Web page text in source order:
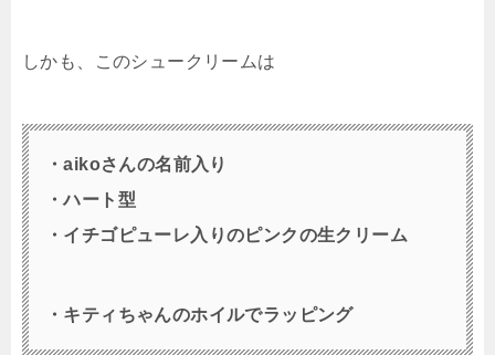
しかも、このシュークリームは
・aikoさんの名前入り
・ハート型
・イチゴピューレ入りのピンクの生クリーム
・キティちゃんのホイルでラッピング